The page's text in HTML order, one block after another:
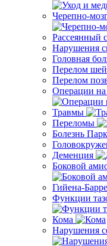
Черепно-
Рассеянный
Нарушения
Головная
Перелом
Перелом
Операции на
Травмы
Переломы
Болезнь
Деменция
Боковой
Гийена-Барре
Функции
Кома
Нарушения